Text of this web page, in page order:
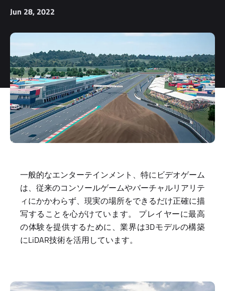
Jun 28, 2022
一般的なエンターテインメント、特にビデオゲーム
は、従来のコンソールゲームやバーチャルリアリテ
ィにかかわらず、現実の場所をできるだけ正確に描
写することを心がけています。 プレイヤーに最高
の体験を提供するために、業界は3Dモデルの構築
にLiDAR技術を活用しています。
YellowScan's
I agree to the
storage and
processing
of my
personal
data.*
You can
unsubscribe
at any time.
see our
Privacy Policy.